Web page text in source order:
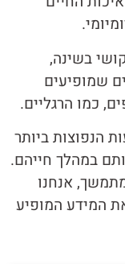
בשינה,
שמופיעים
כמו הרגליים.
הנפוצות ביותר
אותם במהלך חייהם.
אנחנו
המידע המופיע